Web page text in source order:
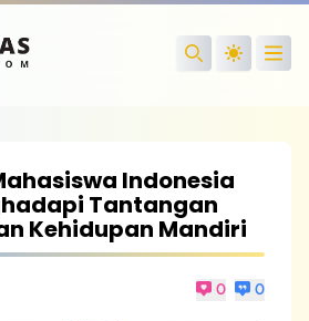
Search
Indonesia
Tantangan
Kehidupan Mandiri
0 0